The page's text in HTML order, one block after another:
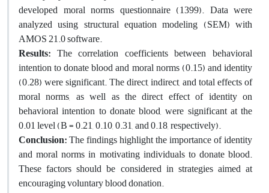
developed moral norms questionnaire (1399). Data were
analyzed using structural equation modeling (SEM) with
AMOS 21.0 software.
Results: The correlation coefficients between behavioral
intention to donate blood and moral norms (0.15) and identity
(0.28) were significant. The direct, indirect, and total effects of
moral norms, as well as the direct effect of identity on
behavioral intention to donate blood, were significant at the
0.01 level (B = 0.21, 0.10, 0.31, and 0.18, respectively).
Conclusion:The findings highlight the importance of identity
and moral norms in motivating individuals to donate blood.
These factors should be considered in strategies aimed at
encouraging voluntary blood donation.